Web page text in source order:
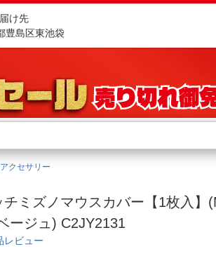
け先
豊島区東池袋
がす
からさがす
クセサリー
ミズノマウスカバー【1枚入】
ージュ) C2JY2131
レビュー